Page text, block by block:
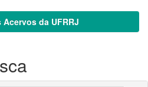
da UFRRJ